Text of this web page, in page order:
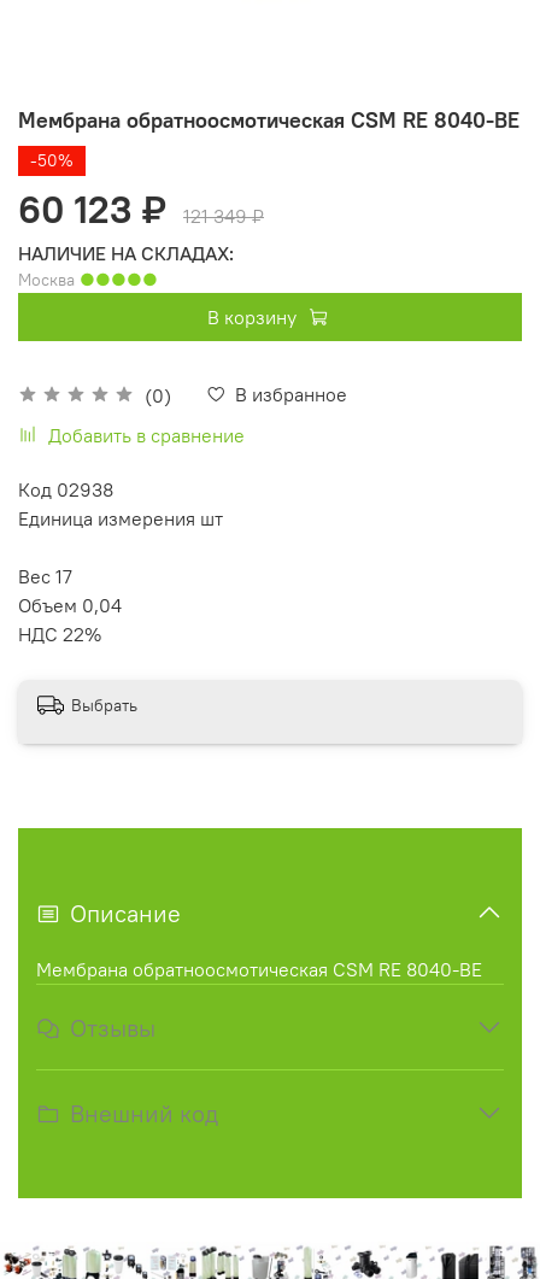
Мембрана обратноосмотическая CSM RE 8040-BE
(0)
В избранное
Добавить в сравнение
-50%
60 123 ₽
121 349 ₽
НАЛИЧИЕ НА СКЛАДАХ:
Москва ●●●●●
В корзину
Код 02938
Единица измерения шт
Вес 17
Объем 0,04
НДС 22%
Выбрать
Описание
Мембрана обратноосмотическая CSM RE 8040-BE
Отзывы
Внешний код